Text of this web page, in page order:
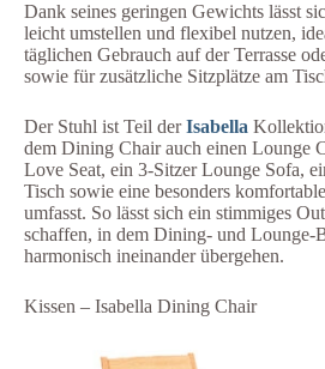
Dank seines geringen Gewichts lässt
leicht umstellen und flexibel nutzen,
täglichen Gebrauch auf der Terrasse
sowie für zusätzliche Sitzplätze am
Der Stuhl ist Teil derIsabella
dem Dining Chair auch einen Lounge
Love Seat, ein 3-Sitzer Lounge Sofa,
Tisch sowie eine besonders
umfasst. So lässt sich ein stimmiges
schaffen, in dem Dining- und Lounge-
harmonisch ineinander übergehen.
Kissen – Isabella Dining Chair